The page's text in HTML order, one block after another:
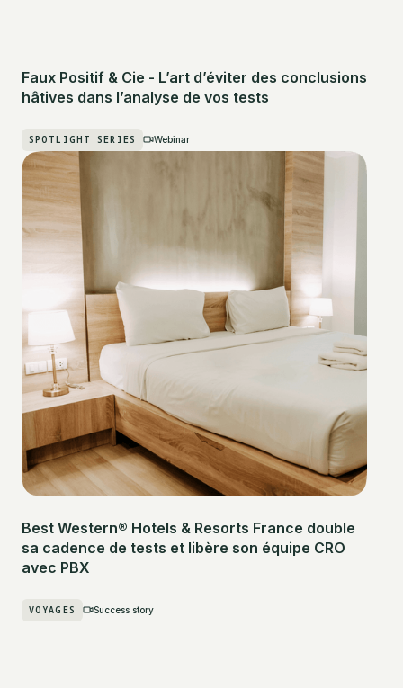
Faux Positif & Cie - L’art d’éviter des conclusions
hâtives dans l’analyse de vos tests
SPOTLIGHT SERIES Webinar
Best Western® Hotels & Resorts France double
sa cadence de tests et libère son équipe CRO
avec PBX
VOYAGES Success story